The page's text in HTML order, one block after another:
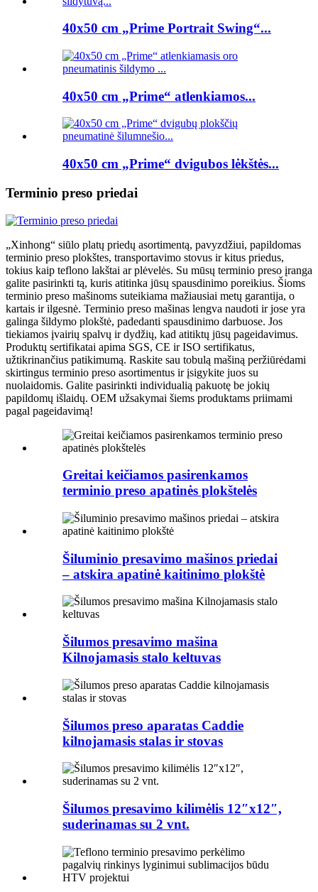
40x50 cm „Prime Portrait Swing“...
40x50 cm „Prime“ atlenkiamos...
40x50 cm „Prime“ dvigubos lėkštės...
Terminio preso priedai
„Xinhong“ siūlo platų priedų asortimentą, pavyzdžiui, papildomas
terminio preso plokštes, transportavimo stovus ir kitus priedus,
tokius kaip teflono lakštai ar plėvelės. Su mūsų terminio preso įranga
galite pasirinkti tą, kuris atitinka jūsų spausdinimo poreikius. Šioms
terminio preso mašinoms suteikiama mažiausiai metų garantija, o
kartais ir ilgesnė. Terminio preso mašinas lengva naudoti ir jose yra
galinga šildymo plokštė, padedanti spausdinimo darbuose. Jos
tiekiamos įvairių spalvų ir dydžių, kad atitiktų jūsų pageidavimus.
Produktų sertifikatai apima SGS, CE ir ISO sertifikatus,
užtikrinančius patikimumą. Raskite sau tobulą mašiną peržiūrėdami
skirtingus terminio preso asortimentus ir įsigykite juos su
nuolaidomis. Galite pasirinkti individualią pakuotę be jokių
papildomų išlaidų. OEM užsakymai šiems produktams priimami
pagal pageidavimą!
Greitai keičiamos pasirenkamos
terminio preso apatinės plokštelės
Šiluminio presavimo mašinos priedai
– atskira apatinė kaitinimo plokštė
Šilumos presavimo mašina
Kilnojamasis stalo keltuvas
Šilumos preso aparatas Caddie
kilnojamasis stalas ir stovas
Šilumos presavimo kilimėlis 12″x12″,
suderinamas su 2 vnt.